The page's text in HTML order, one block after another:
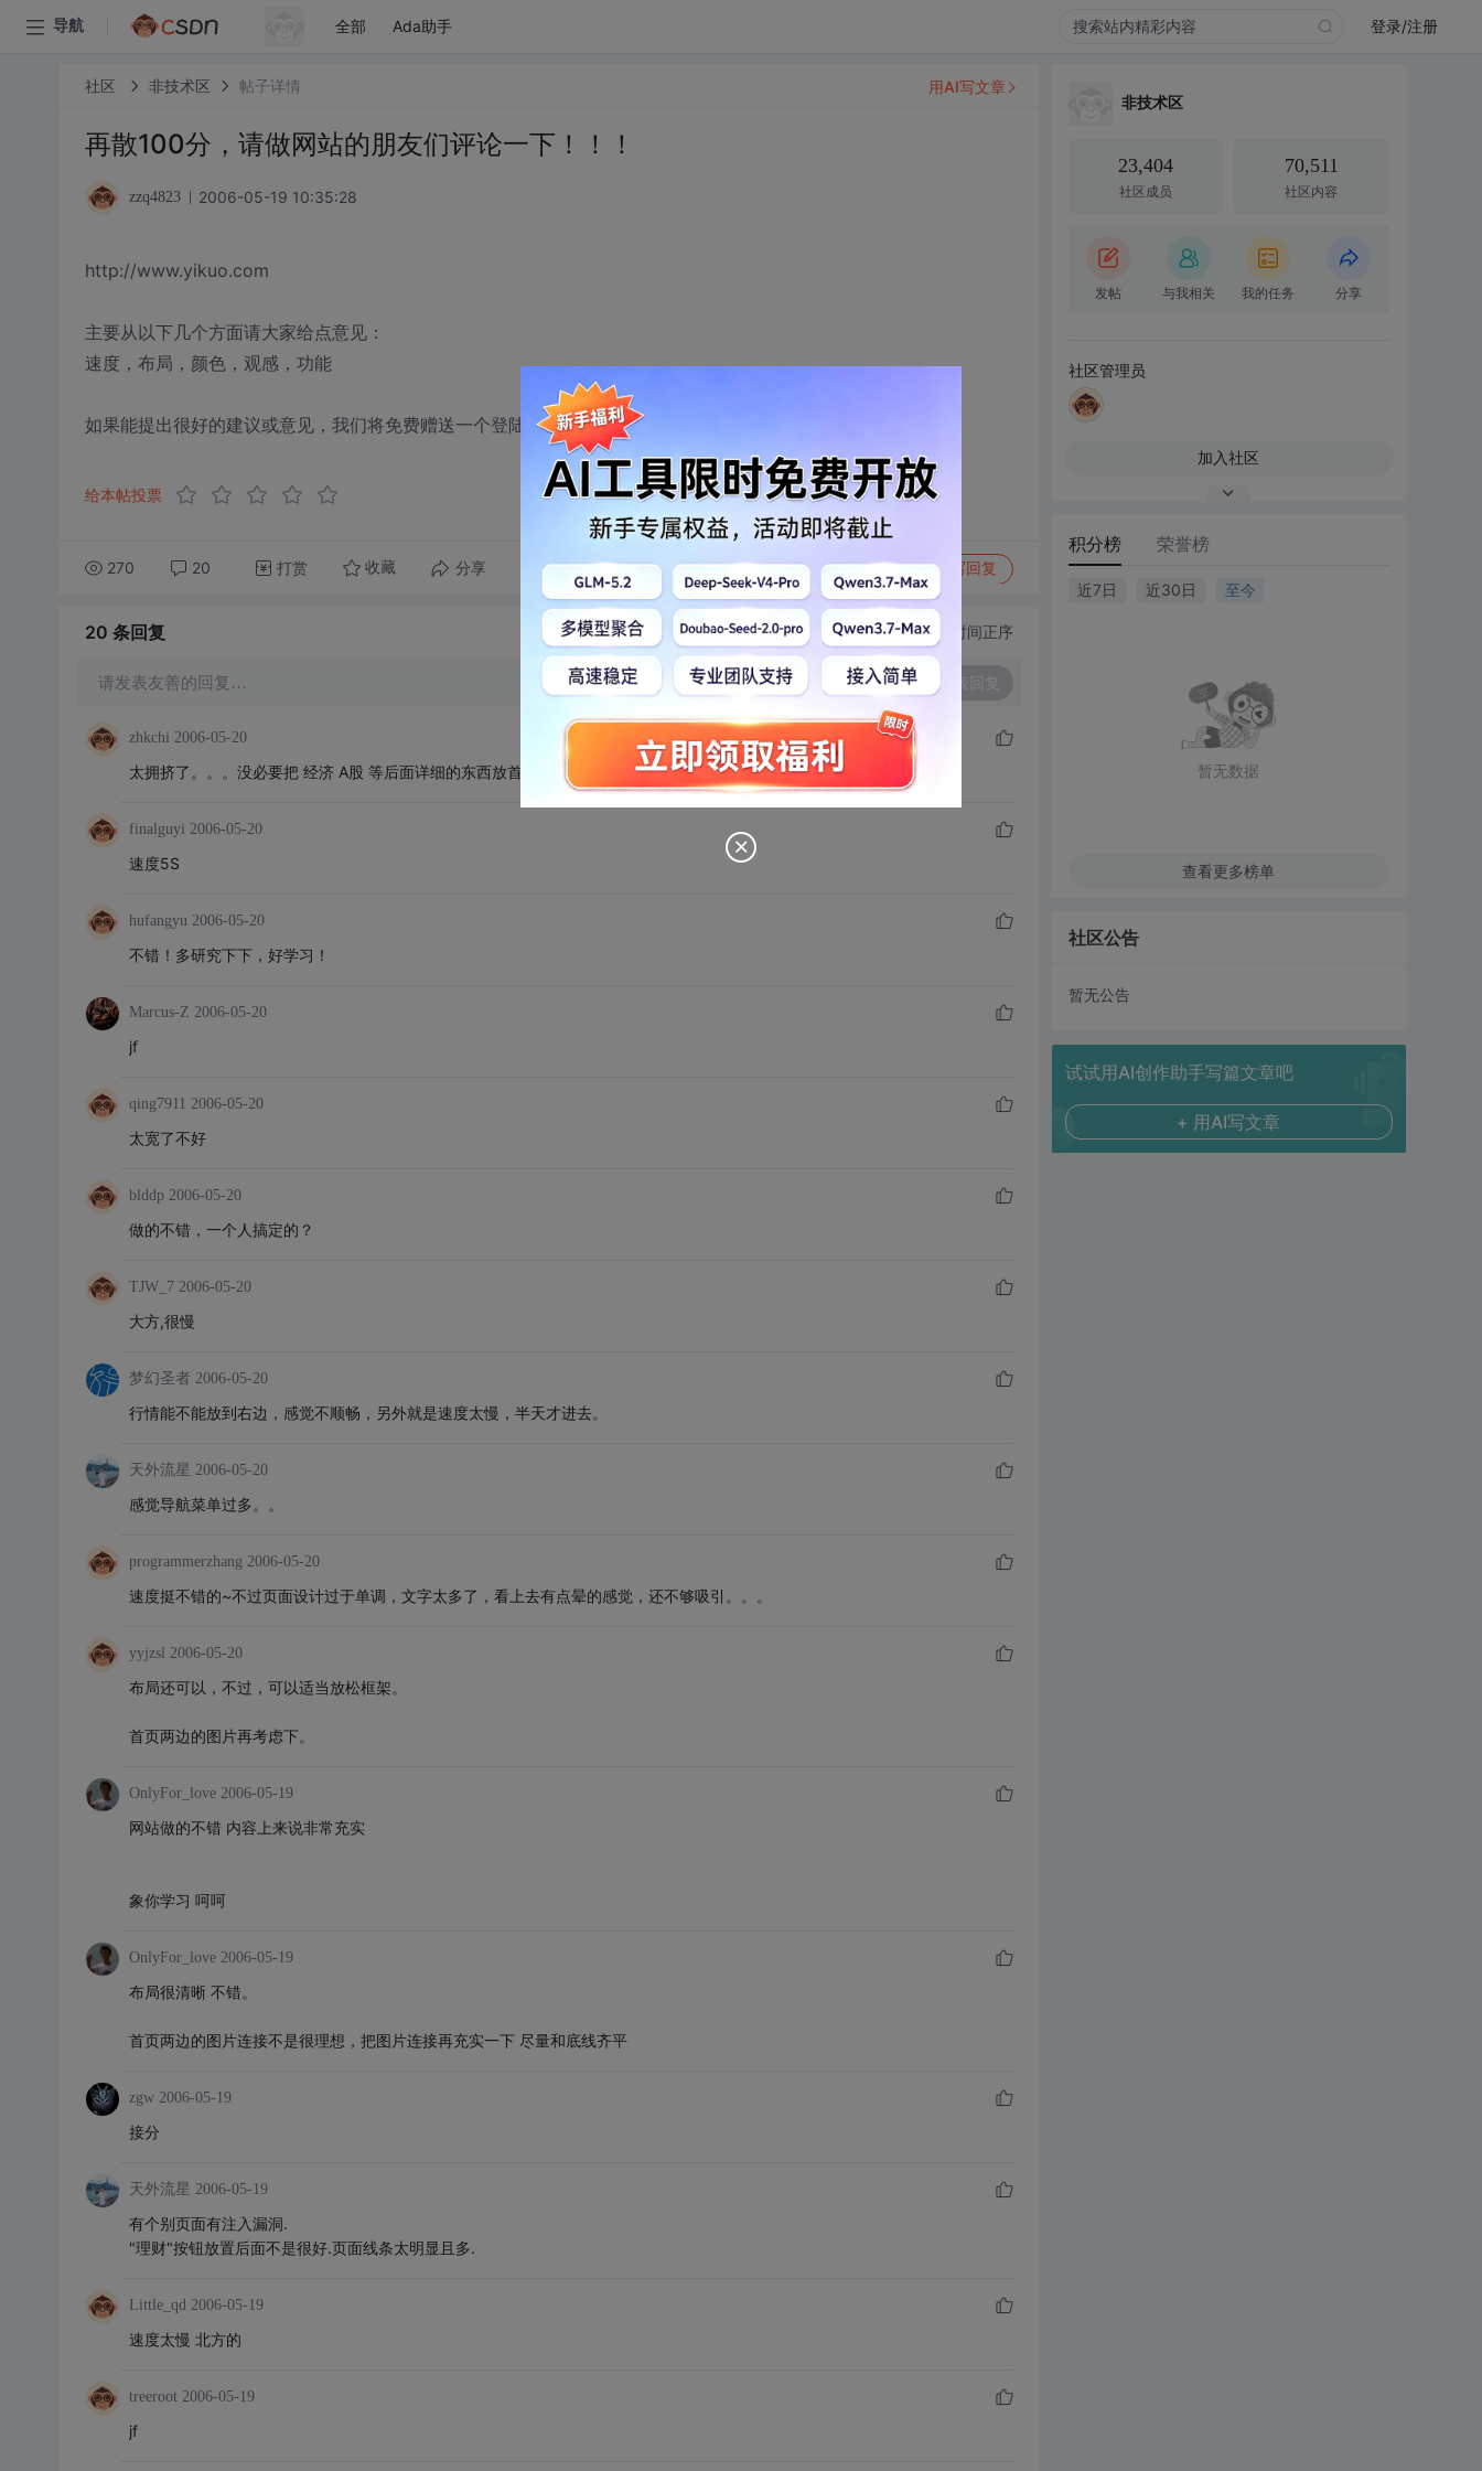
导航 全部 Ada助手 登录/注册
社区 非技术区 帖子详情
再散100分，请做网站的朋友们评论一下！！！
zzq4823 2006-05-19 10:35:28
http://www.yikuo.com
主要从以下几个方面请大家给点意见：
速度，布局，颜色，观感，功能
如果能提出很好的建议或意见，我们将免费赠送一个登陆账号！！！
给本帖投票
270 20 打赏 收藏 分享 转发到动态 举报 写回复
用AI写文章
20 条回复 切换为时间正序
请发表友善的回复…
zhkchi 2006-05-20
太拥挤了。。。没必要把 经济 A股 等后面详细的东西放首页吧？
finalguyi 2006-05-20
速度5S
hufangyu 2006-05-20
不错！多研究下下，好学习！
Marcus-Z 2006-05-20
jf
qing7911 2006-05-20
太宽了不好
blddp 2006-05-20
做的不错，一个人搞定的？
TJW_7 2006-05-20
大方,很慢
梦幻圣者 2006-05-20
行情能不能放到右边，感觉不顺畅，另外就是速度太慢，半天才进去。
天外流星 2006-05-20
感觉导航菜单过多。。
programmerzhang 2006-05-20
速度挺不错的~不过页面设计过于单调，文字太多了，看上去有点晕的感觉，还不够吸引。。。
yyjzsl 2006-05-20
布局还可以，不过，可以适当放松框架。
首页两边的图片再考虑下。
OnlyFor_love 2006-05-19
网站做的不错 内容上来说非常充实
象你学习 呵呵
OnlyFor_love 2006-05-19
布局很清晰 不错。
首页两边的图片连接不是很理想，把图片连接再充实一下 尽量和底线齐平
zgw 2006-05-19
接分
天外流星 2006-05-19
有个别页面有注入漏洞.
"理财"按钮放置后面不是很好.页面线条太明显且多.
Little_qd 2006-05-19
速度太慢 北方的
treeroot 2006-05-19
jf
非技术区
23,404
社区成员
70,511
社区内容
发帖 与我相关 我的任务 分享
社区管理员
加入社区
积分榜 荣誉榜
近7日 近30日 至今
暂无数据
查看更多榜单
社区公告
暂无公告
试试用AI创作助手写篇文章吧
+ 用AI写文章